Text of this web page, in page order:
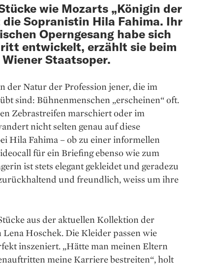
wie Mozarts „Königin der
Sopranistin Hila Fahima. Ihr
Operngesang habe sich
entwickelt, erzählt sie beim
Staatsoper.
der Natur der Profession jener, die im
sind: ­Bühnenmenschen „erscheinen“ oft.
Zebrastreifen marschiert oder im
nicht selten genau auf diese
Hila Fahima – ob zu einer informellen
für ein Briefing ebenso wie zum
ist stets elegant gekleidet und geradezu
und freundlich, weiss um ihre
aus der aktuellen Kollektion der
Hoschek. Die Kleider passen wie
inszeniert. „Hätte man meinen Eltern
meine Karriere be­streiten“, holt